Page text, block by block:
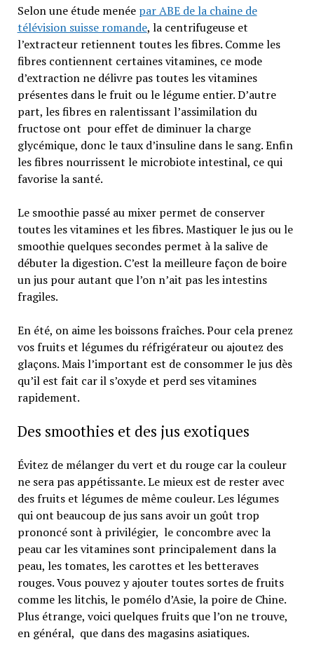
Selon une étude menée par ABE de la chaine de
télévision suisse romande, la centrifugeuse et
l’extracteur retiennent toutes les fibres. Comme les
fibres contiennent certaines vitamines, ce mode
d’extraction ne délivre pas toutes les vitamines
présentes dans le fruit ou le légume entier. D’autre
part, les fibres en ralentissant l’assimilation du
fructose ont pour effet de diminuer la charge
glycémique, donc le taux d’insuline dans le sang. Enfin
les fibres nourrissent le microbiote intestinal, ce qui
favorise la santé.
Le smoothie passé au mixer permet de conserver
toutes les vitamines et les fibres. Mastiquer le jus ou le
smoothie quelques secondes permet à la salive de
débuter la digestion. C’est la meilleure façon de boire
un jus pour autant que l’on n’ait pas les intestins
fragiles.
En été, on aime les boissons fraîches. Pour cela prenez
vos fruits et légumes du réfrigérateur ou ajoutez des
glaçons. Mais l’important est de consommer le jus dès
qu’il est fait car il s’oxyde et perd ses vitamines
rapidement.
Des smoothies et des jus exotiques
Évitez de mélanger du vert et du rouge car la couleur
ne sera pas appétissante. Le mieux est de rester avec
des fruits et légumes de même couleur. Les légumes
qui ont beaucoup de jus sans avoir un goût trop
prononcé sont à privilégier, le concombre avec la
peau car les vitamines sont principalement dans la
peau, les tomates, les carottes et les betteraves
rouges. Vous pouvez y ajouter toutes sortes de fruits
comme les litchis, le pomélo d’Asie, la poire de Chine.
Plus étrange, voici quelques fruits que l’on ne trouve,
en général, que dans des magasins asiatiques.